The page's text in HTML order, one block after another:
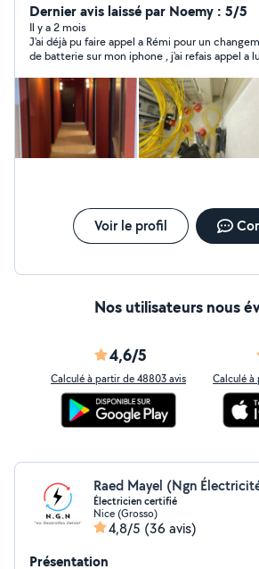
travaux électrique chez des particuliers. J'ai aussi
grand panel de compétences en
dépannage électronique
Dernier avis laissé par Noemy : 5/5
Il y a 2 mois
J'ai déjà pu faire appel a Rémi pour un
de batterie sur mon iphone , j'ai refais appel a
. Je repasserais par lui à l'avenir .
Voir le profil
Nos utilisateurs nous
4,6/5
Calculé à partir de 48803 avis Calculé à
Raed Mayel (Ngn
Électricien certifié
Nice (Grosso)
4,8/5 (36 avis)
Présentation